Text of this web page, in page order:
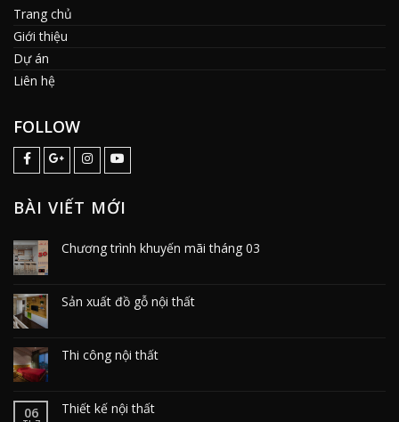
Trang chủ
Giới thiệu
Dự án
Liên hệ
FOLLOW
BÀI VIẾT MỚI
Chương trình khuyến mãi tháng 03
Sản xuất đồ gỗ nội thất
Thi công nội thất
06 Thiết kế nội thất